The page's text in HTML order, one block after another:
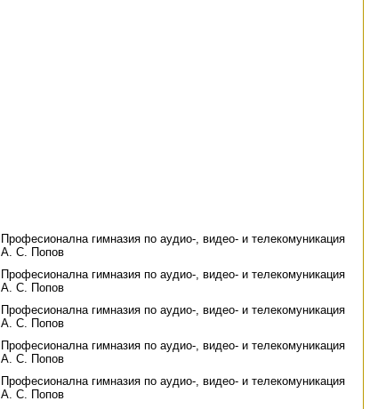
Професионална гимназия по аудио-, видео- и телекомуникация
А. С. Попов
Професионална гимназия по аудио-, видео- и телекомуникация
А. С. Попов
Професионална гимназия по аудио-, видео- и телекомуникация
А. С. Попов
Професионална гимназия по аудио-, видео- и телекомуникация
А. С. Попов
Професионална гимназия по аудио-, видео- и телекомуникация
А. С. Попов